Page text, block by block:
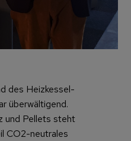
des Heizkessel-
überwältigend.
und Pellets steht
CO2-neutrales